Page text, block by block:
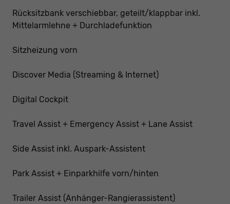
Rücksitzbank verschiebbar, geteilt/klappbar inkl.
Mittelarmlehne + Durchladefunktion
Sitzheizung vorn
Discover Media (Streaming & Internet)
Digital Cockpit
Travel Assist + Emergency Assist + Lane Assist
Side Assist inkl. Auspark-Assistent
Park Assist + Einparkhilfe vorn/hinten
Trailer Assist (Anhänger-Rangierassistent)